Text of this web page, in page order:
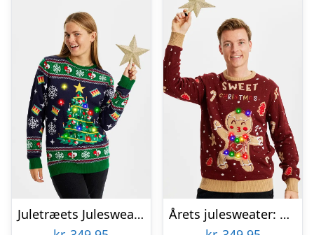
Juletræets Julesweater Navy LED – dame / kvinder
Årets julesweater: Cute Cookie Woman – herre / mænd. Ugly Christmas Sweater lavet i Danmark